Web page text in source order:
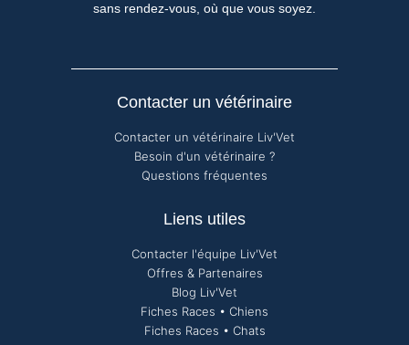
sans rendez-vous, où que vous soyez.
Contacter un vétérinaire
Contacter un vétérinaire Liv'Vet
Besoin d'un vétérinaire ?
Questions fréquentes
Liens utiles
Contacter l'équipe Liv'Vet
Offres & Partenaires
Blog Liv'Vet
Fiches Races • Chiens
Fiches Races • Chats